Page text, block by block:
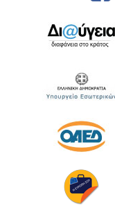
Ελλάδας και
Λιμένων Ν.
Εύβοιας. ⚓️Η